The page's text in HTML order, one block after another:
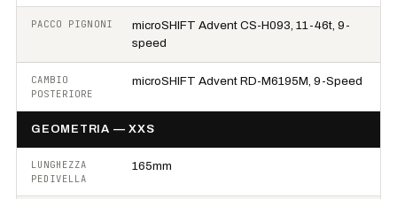
PACCO PIGNONI
microSHIFT Advent CS-H093, 11-46t, 9-
speed
CAMBIO
POSTERIORE
microSHIFT Advent RD-M6195M, 9-Speed
GEOMETRIA — XXS
LUNGHEZZA
PEDIVELLA
165mm